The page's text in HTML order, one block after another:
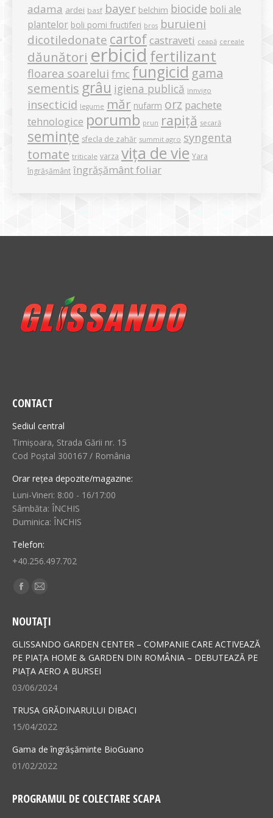
adama ardei basf bayer belchim biocide boli ale
plantelor boli pomi fructiferi bros buruieni
dicotiledonate cartof castraveti ceapă cereale
dăunători erbicid fertilizant
floarea soarelui fmc fungicid gama
sementis grâu igiena publică innvigo
insecticid legume măr nufarm orz pachete
tehnologice porumb prun rapiță secară
semințe sfecla de zahăr summit agro syngenta
tomate triticale varza vița de vie Yara
îngrășământ îngrășământ foliar
CONTACT
Sediul central
Timișoara, Strada Gării nr. 15
Cod Poștal 300167 / România
Orar rețea depozite/magazine:
Luni-Vineri: 8:00 - 16/17:00
Sâmbăta: ÎNCHIS
Duminica: ÎNCHIS
Telefon:
+40.256.497.702
Find us on:
Facebook
opens
in
new
window
Mail
opens
in
new
window
NOUTAȚI
GLISSANDO GARDEN CENTER – COMPANIE CARE ACTIVEAZĂ
PE PIAȚA HOME & GARDEN DIN ROMÂNIA – DEBUTEAZĂ PE
PIAȚA AERO A BURSEI
03/06/2024
TRUSA GRĂDINARULUI DIBACI
15/04/2022
Gama de îngrășăminte BioGuano
01/02/2022
PROGRAMUL DE COLECTARE SCAPA